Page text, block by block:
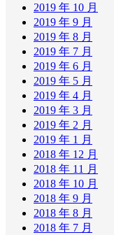
2019 年 10 月
2019 年 9 月
2019 年 8 月
2019 年 7 月
2019 年 6 月
2019 年 5 月
2019 年 4 月
2019 年 3 月
2019 年 2 月
2019 年 1 月
2018 年 12 月
2018 年 11 月
2018 年 10 月
2018 年 9 月
2018 年 8 月
2018 年 7 月